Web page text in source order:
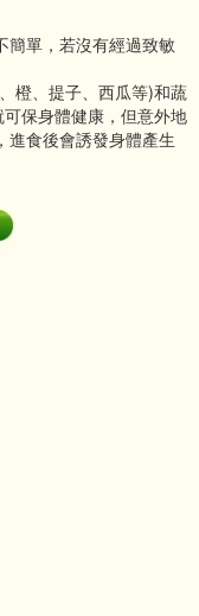
簡單，若沒有經過致敏
橙、提子、西瓜等)和蔬
保身體健康，但意外地
進食後會誘發身體產生